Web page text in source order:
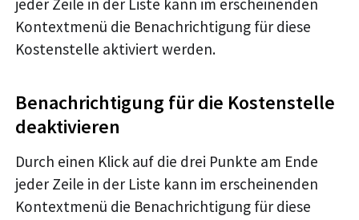
Kontextmenü die Benachrichtigung für diese
Kostenstelle aktiviert werden.
Benachrichtigung für die Kostenstelle
deaktivieren
Durch einen Klick auf die drei Punkte am Ende
jeder Zeile in der Liste kann im erscheinenden
Kontextmenü die Benachrichtigung für diese